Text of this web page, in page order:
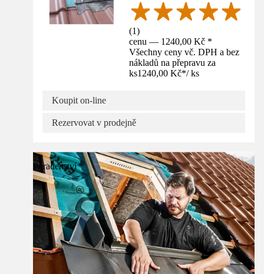
(1)
cenu — 1240,00 Kč *
Všechny ceny vč. DPH a bez
nákladů na přepravu za
ks1240,00 Kč*/ ks
Koupit on-line
Rezervovat v prodejně
Poradenství